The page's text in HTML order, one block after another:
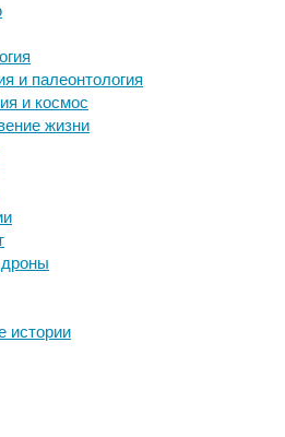
и палеонтология
и космос
жизни
истории
биология
вирусы восприятие
и методы
проблемы